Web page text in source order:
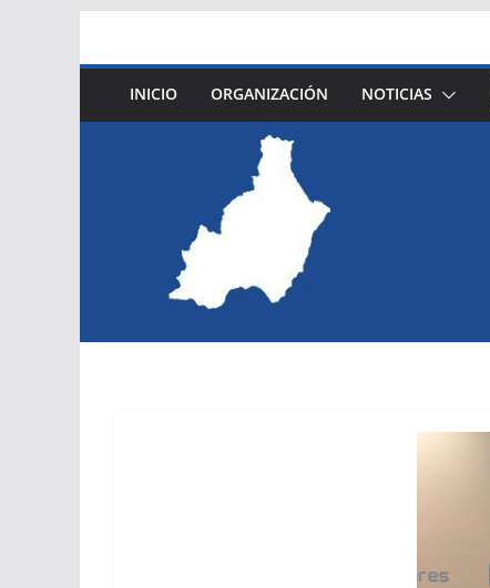
contenido
INICIO ORGANIZACIÓN NOTICIAS